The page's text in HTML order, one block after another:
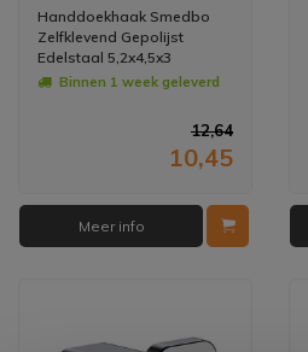
Handdoekhaak Smedbo
Zelfklevend Gepolijst
Edelstaal 5,2x4,5x3
Binnen 1 week geleverd
12,64
10,45
Meer info